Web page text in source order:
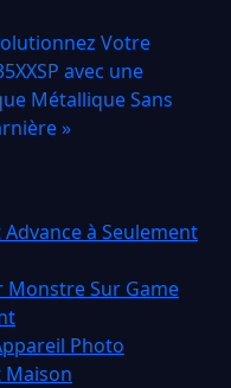
Votre
avec une
Métallique Sans
»
Advance à Seulement
Monstre Sur Game
Photo
Maison